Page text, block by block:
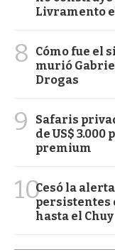
Livramento
8
Cómo fue el
murió
Drogas
9
Safaris
de US$
premium
10Cesó la
persistentes
hasta el Chuy